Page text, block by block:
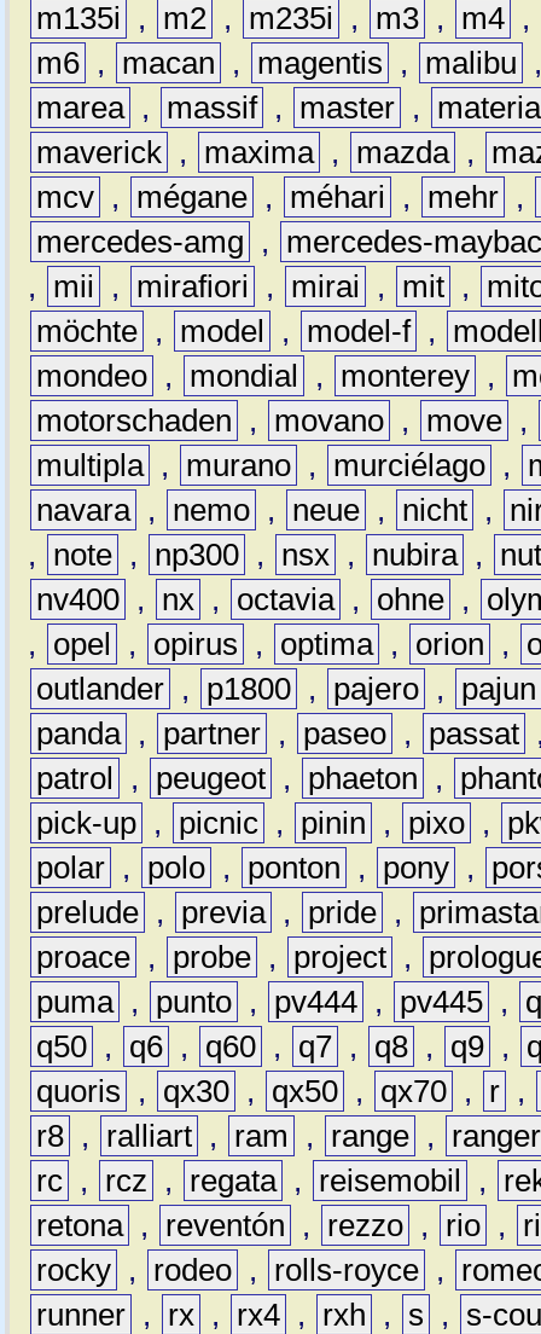
m135i
, m2 , m235i , m3 , m4 ,
m6 , macan , magentis , malibu
marea , massif , master ,
materia
maverick , maxima , mazda ,
mcv , mégane , méhari , mehr ,
mercedes-amg
,
mercedes-
,
mii , mirafiori , mirai , mit ,
möchte , model , model-f ,
mondeo , mondial , monterey ,
motorschaden
, movano , move ,
multipla , murano , murciélago ,
navara , nemo , neue , nicht ,
,
note , np300 , nsx , nubira ,
nv400 , nx , octavia , ohne ,
,
opel , opirus , optima , orion ,
outlander , p1800 , pajero ,
pajun
panda , partner , paseo , passat
patrol
, peugeot , phaeton ,
pick-up , picnic , pinin , pixo ,
polar , polo , ponton , pony ,
prelude , previa , pride ,
proace , probe , project ,
puma , punto , pv444 , pv445 ,
q50 , q6 , q60 , q7 , q8 , q9 ,
quoris
, qx30 , qx50 , qx70 , r ,
r8 , ralliart , ram , range ,
ranger
rc , rcz , regata , reisemobil ,
retona , reventón , rezzo , rio ,
rocky , rodeo , rolls-royce ,
runner , rx , rx4 , rxh , s ,
s-